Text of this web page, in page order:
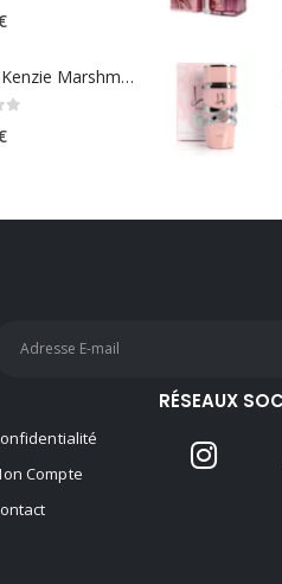
Brume Kenzie Marshmallow Dream 250ml - Volaré
Compte
RÉSEAUX